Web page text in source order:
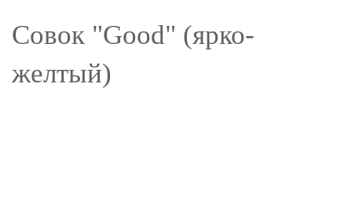
Совок "Good" (ярко-
желтый)